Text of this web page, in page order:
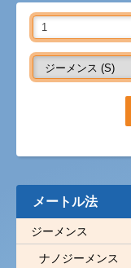
メートル法
ジーメンス
ナノジーメンス